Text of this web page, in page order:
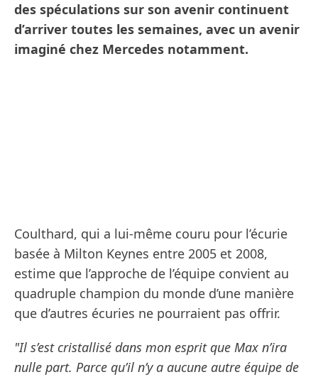
des spéculations sur son avenir continuent
d’arriver toutes les semaines, avec un avenir
imaginé chez Mercedes notamment.
Coulthard, qui a lui-même couru pour l’écurie
basée à Milton Keynes entre 2005 et 2008,
estime que l’approche de l’équipe convient au
quadruple champion du monde d’une manière
que d’autres écuries ne pourraient pas offrir.
"Il s’est cristallisé dans mon esprit que Max n’ira
nulle part. Parce qu’il n’y a aucune autre équipe de